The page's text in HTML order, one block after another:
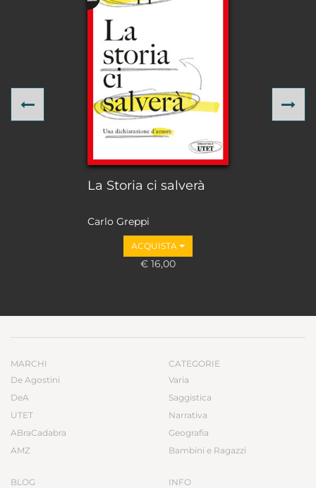
La Storia ci salverà
Carlo Greppi
ACQUISTA
€ 16,00
Previous
MARCHI
De Agostini
DeA
UTET
ABraCadabra
AMZ
BLOG
CATEGORIE
Varia
Saggistica
Narrativa
Geografia
Bambini e Ragazzi
INFO